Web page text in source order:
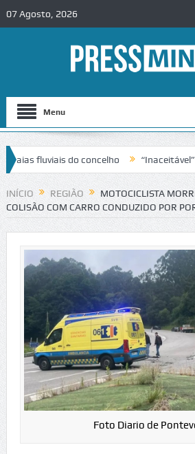
07 Agosto, 2026
Menu
fluviais do concelho “Inaceitável”.
INÍCIO REGIÃO
MOTOCICLISTA
COLISÃO COM CARRO CONDUZIDO POR
Foto Diario de